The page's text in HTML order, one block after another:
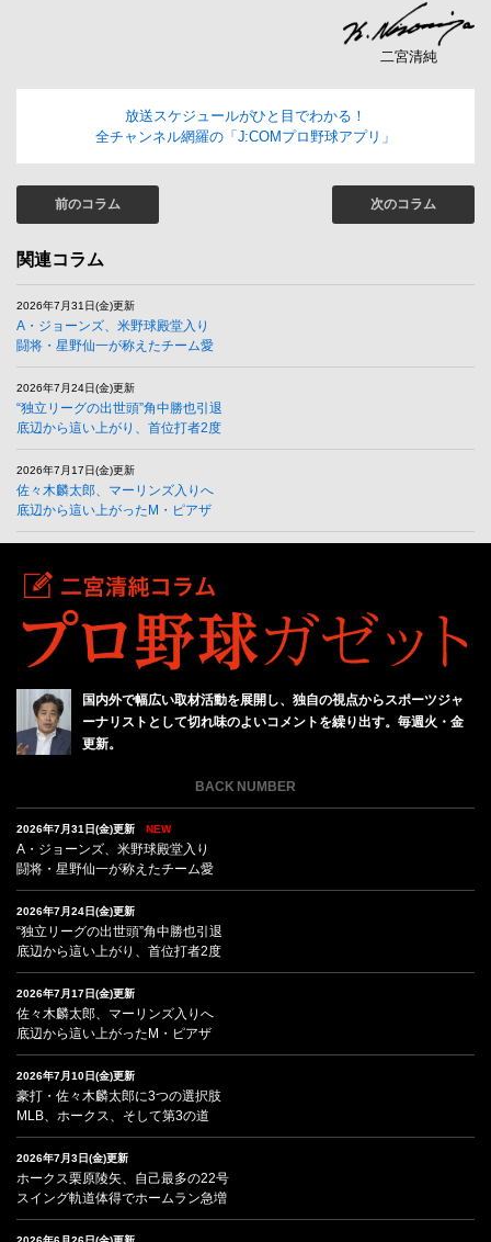
二宮清純
放送スケジュールがひと目でわかる！
全チャンネル網羅の「J:COMプロ野球アプリ」
前のコラム 次のコラム
関連コラム
2026年7月31日(金)更新
A・ジョーンズ、米野球殿堂入り
闘将・星野仙一が称えたチーム愛
2026年7月24日(金)更新
“独立リーグの出世頭”角中勝也引退
底辺から這い上がり、首位打者2度
2026年7月17日(金)更新
佐々木麟太郎、マーリンズ入りへ
底辺から這い上がったM・ピアザ
国内外で幅広い取材活動を展開し、独自の視点からスポーツジャ
ーナリストとして切れ味のよいコメントを繰り出す。毎週火・金
更新。
BACK NUMBER
2026年7月31日(金)更新 NEW
A・ジョーンズ、米野球殿堂入り
闘将・星野仙一が称えたチーム愛
2026年7月24日(金)更新
“独立リーグの出世頭”角中勝也引退
底辺から這い上がり、首位打者2度
2026年7月17日(金)更新
佐々木麟太郎、マーリンズ入りへ
底辺から這い上がったM・ピアザ
2026年7月10日(金)更新
豪打・佐々木麟太郎に3つの選択肢
MLB、ホークス、そして第3の道
2026年7月3日(金)更新
ホークス栗原陵矢、自己最多の22号
スイング軌道体得でホームラン急増